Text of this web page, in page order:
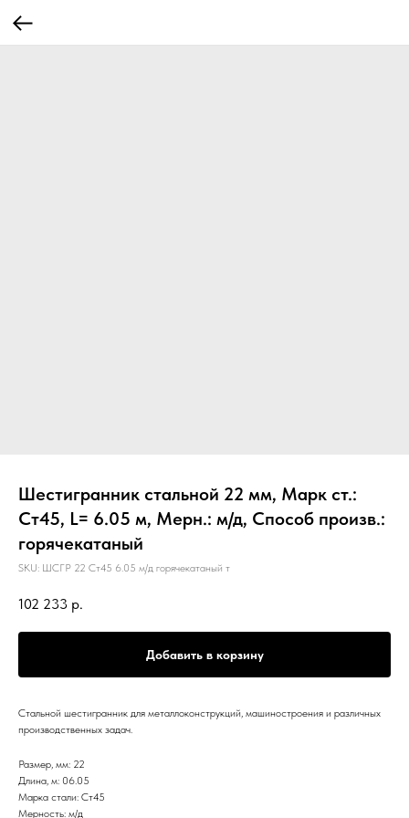
Шестигранник стальной 22 мм, Марк ст.:
Ст45, L= 6.05 м, Мерн.: м/д, Способ произв.:
горячекатаный
SKU: ШСГР 22 Ст45 6.05 м/д горячекатаный т
102 233 р.
Добавить в корзину
Стальной шестигранник для металлоконструкций, машиностроения и различных
производственных задач.
Размер, мм: 22
Длина, м: 06.05
Марка стали: Ст45
Мерность: м/д